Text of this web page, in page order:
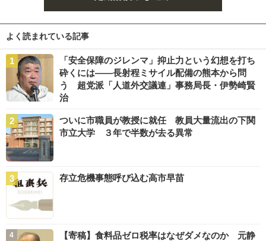
よく読まれている記事
「安全保障のジレンマ」抑止力という幻想を打ち
砕くには――長射程ミサイル配備の熊本から問
う 超党派「人道外交議連」事務局長・伊勢崎賢
治
ついに市職員が教授に就任 教員大量流出の下関
市立大学 ３年で半数が去る異常
存立危機事態呼び込む高市早苗
【寄稿】食料品ゼロ税率はなぜダメなのか 元静